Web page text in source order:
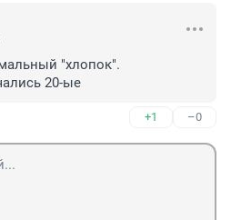
"хлопок".
20-ые
+1 –0